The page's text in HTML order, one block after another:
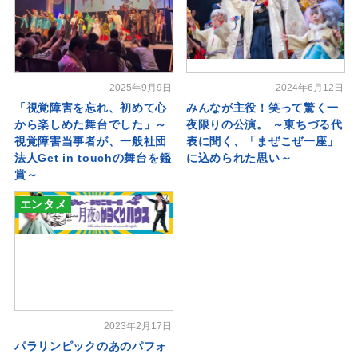
2025年9月9日
「視覚障害を忘れ、初めて心
から楽しめた舞台でした」～
視覚障害当事者が、一般社団
法人Get in touchの舞台を鑑
賞～
2024年6月12日
みんなが主役！笑って驚く一
夜限りの公演。 ～東ちづる代
表に聞く、「まぜこぜ一座」
に込められた思い～
エンタメ
2023年2月17日
パラリンピックのあのパフォ